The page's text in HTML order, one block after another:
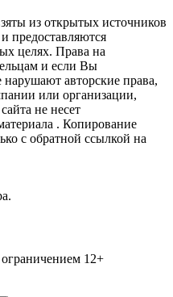
из открытых источников
предоставляются
целях. Права на
и если Вы
авторские права,
или организации,
не несет
. Копирование
с обратной ссылкой на
12+